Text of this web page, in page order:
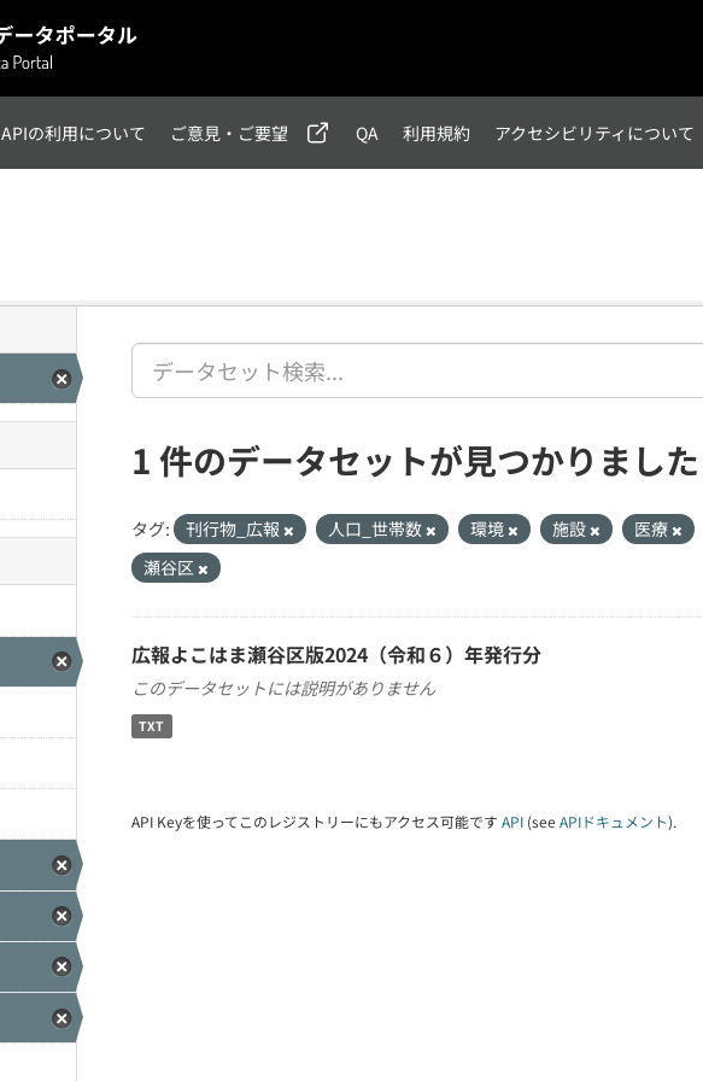
APIの利用について ご意見・ご要望 QA 利用規約 アクセシビリティについて
1 件のデータセットが見つかりました
タグ: 刊行物_広報 人口_世帯数 環境 施設 医療
瀬谷区
広報よこはま瀬谷区版2024（令和６）年発行分
このデータセットには説明がありません
TXT
API Keyを使ってこのレジストリーにもアクセス可能です API (see APIドキュメント).